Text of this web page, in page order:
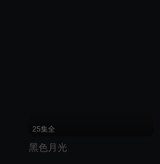
25集全
黑色月光